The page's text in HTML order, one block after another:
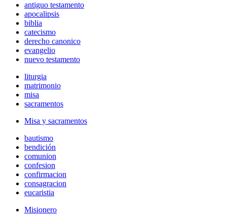
antiguo testamento
apocalipsis
biblia
catecismo
derecho canonico
evangelio
nuevo testamento
liturgia
matrimonio
misa
sacramentos
Misa y sacramentos
bautismo
bendición
comunion
confesion
confirmacion
consagracion
eucaristia
Misionero